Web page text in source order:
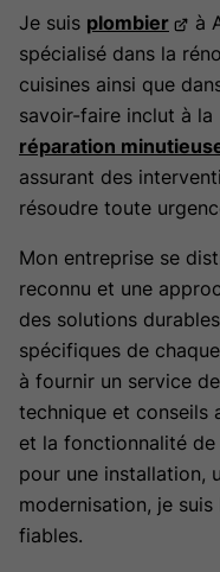
Je suis plombier
à
spécialisé dans la
cuisines ainsi que
savoir-faire inclut à la
réparation
assurant des
résoudre toute
Mon entreprise se
reconnu et une
des solutions
spécifiques de
à fournir un service
technique et conseils
et la fonctionnalité de
pour une installation,
modernisation, je
fiables.